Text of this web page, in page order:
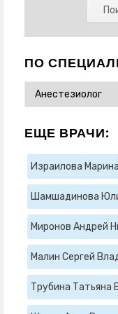
ПО
ЕЩЕ ВРАЧИ:
Израилова
Шамшадинова
Миронов Андрей
Малин Сергей
Трубина Татьяна